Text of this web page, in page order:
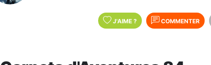
J'AIME ? COMMENTER